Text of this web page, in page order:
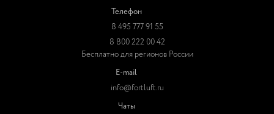
Телефон
8 495 777 91 55
8 800 222 00 42
Бесплатно для регионов России
E-mail
info@fortluft.ru
Чаты